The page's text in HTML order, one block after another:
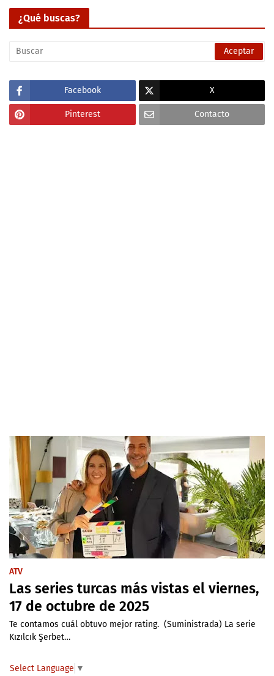
¿Qué buscas?
Facebook X
Pinterest Contacto
ATV
Las series turcas más vistas el viernes,
17 de octubre de 2025
Te contamos cuál obtuvo mejor rating. (Suministrada) La serie
Kızılcık Şerbet…
Select Language ▼